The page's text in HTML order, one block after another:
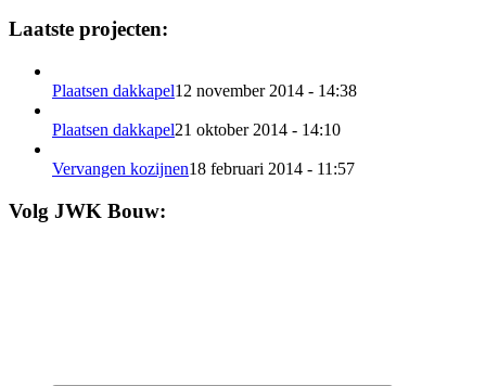
Laatste projecten:
Plaatsen dakkapel12 november 2014 - 14:38
Plaatsen dakkapel21 oktober 2014 - 14:10
Vervangen kozijnen18 februari 2014 - 11:57
Volg JWK Bouw: